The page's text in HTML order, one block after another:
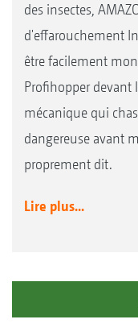
des insectes,
d'effarouchement
être facilement
Profihopper devant
mécanique qui
dangereuse avant
proprement dit.
Lire plus...